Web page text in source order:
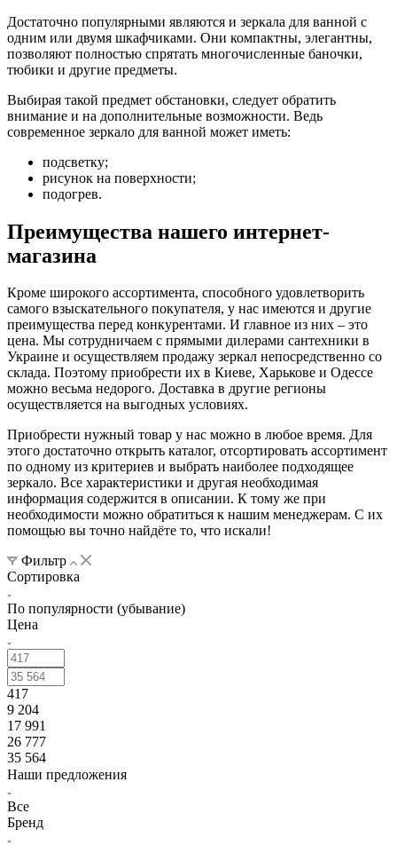
Достаточно популярными являются и зеркала для ванной с
одним или двумя шкафчиками. Они компактны, элегантны,
позволяют полностью спрятать многочисленные баночки,
тюбики и другие предметы.
Выбирая такой предмет обстановки, следует обратить
внимание и на дополнительные возможности. Ведь
современное зеркало для ванной может иметь:
подсветку;
рисунок на поверхности;
подогрев.
Преимущества нашего интернет-
магазина
Кроме широкого ассортимента, способного удовлетворить
самого взыскательного покупателя, у нас имеются и другие
преимущества перед конкурентами. И главное из них – это
цена. Мы сотрудничаем с прямыми дилерами сантехники в
Украине и осуществляем продажу зеркал непосредственно со
склада. Поэтому приобрести их в Киеве, Харькове и Одессе
можно весьма недорого. Доставка в другие регионы
осуществляется на выгодных условиях.
Приобрести нужный товар у нас можно в любое время. Для
этого достаточно открыть каталог, отсортировать ассортимент
по одному из критериев и выбрать наиболее подходящее
зеркало. Все характеристики и другая необходимая
информация содержится в описании. К тому же при
необходимости можно обратиться к нашим менеджерам. С их
помощью вы точно найдёте то, что искали!
Фильтр
Сортировка
По популярности (убывание)
Цена
417
9 204
17 991
26 777
35 564
Наши предложения
Все
Бренд